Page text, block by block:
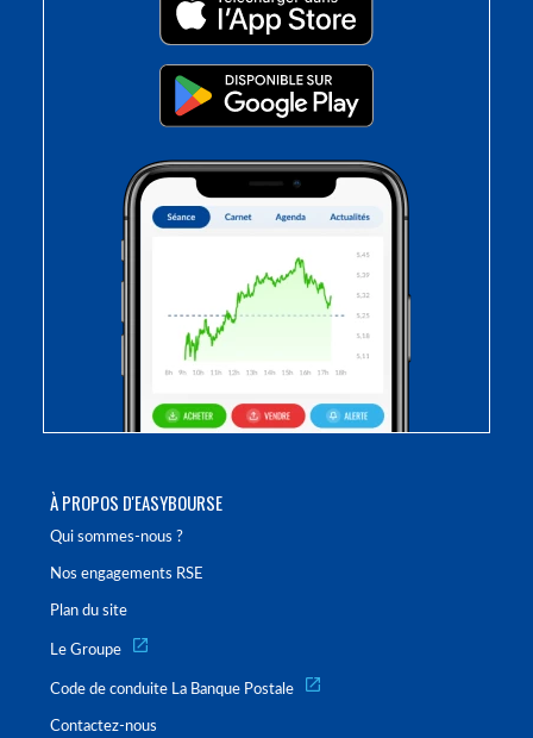
À PROPOS D'EASYBOURSE
Qui sommes-nous ?
Nos engagements RSE
Plan du site
Le Groupe
Code de conduite La Banque Postale
Contactez-nous